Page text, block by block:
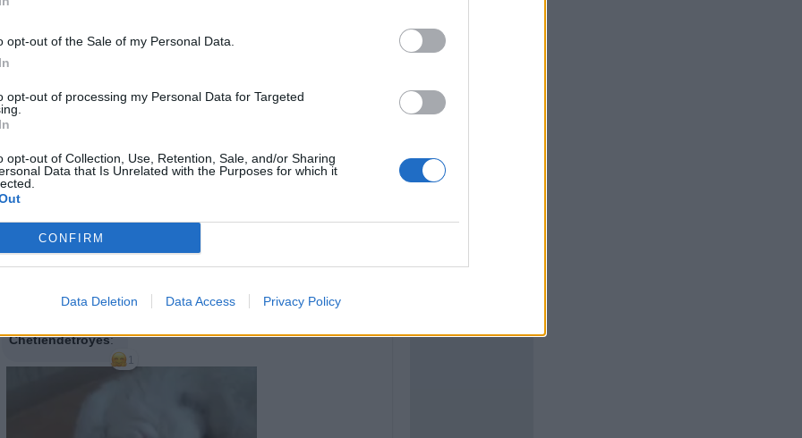
opt-out of the Sale of my Personal Data.
opt-out of processing my Personal Data for Targeted
opt-out of Collection, Use, Retention, Sale, and/or Sharing
Data that Is Unrelated with the Purposes for which it
CONFIRM
Data Deletion Data Access Privacy Policy
Potiomkin:Buongiorno ☕🤗
Rema
9 Maggio alle ore 06:48 Ti stimo· Rispondi
Soldato
Rispondi
Gatto1948:Buon giorno ☕🤗👋
9 Maggio alle ore 07:02·Ti stimo ·Rispondi
Chetiendetroyes:
1